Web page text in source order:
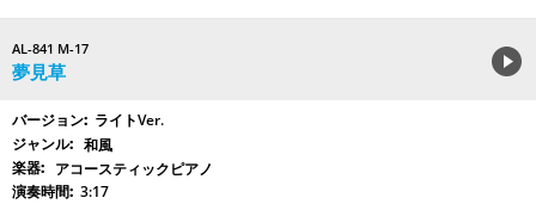
AL-841 M-17
夢見草
ライトVer.
和風
アコースティックピアノ
3:17